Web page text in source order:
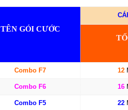
TÊN GÓI CƯỚC
Combo F7 12
Combo F6 16
Combo F5 22